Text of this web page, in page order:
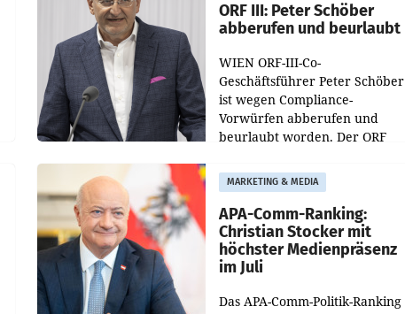
ORF III: Peter Schöber
abberufen und beurlaubt
WIEN ORF-III-Co-
Geschäftsführer Peter Schöber
ist wegen Compliance-
Vorwürfen abberufen und
beurlaubt worden. Der ORF
entsprechende
Medienberichte.
MARKETING & MEDIA
APA-Comm-Ranking:
Christian Stocker mit
höchster Medienpräsenz
im Juli
Das APA-Comm-Politik-Ranking